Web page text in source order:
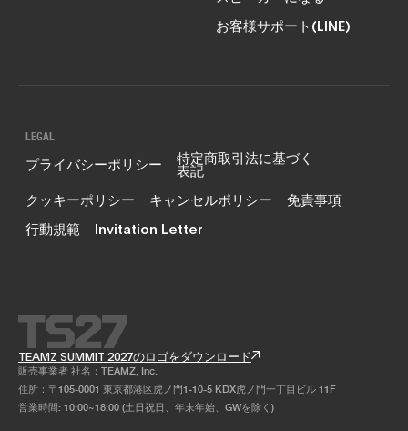
お客様サポート(LINE)
LEGAL
プライバシーポリシー 特定商取引法に基づく
表記
クッキーポリシー
キャンセルポリシー
免責事項
行動規範
Invitation Letter
TEAMZ SUMMIT 2027のロゴをダウンロード
販売事業者 社名：TEAMZ, Inc.
住所：〒105-0001 東京都港区虎ノ門1-10-5 KDX虎ノ門一丁目ビル 11F
営業時間: 10:00~18:00 (土日祝日、年末年始、GWを除く)